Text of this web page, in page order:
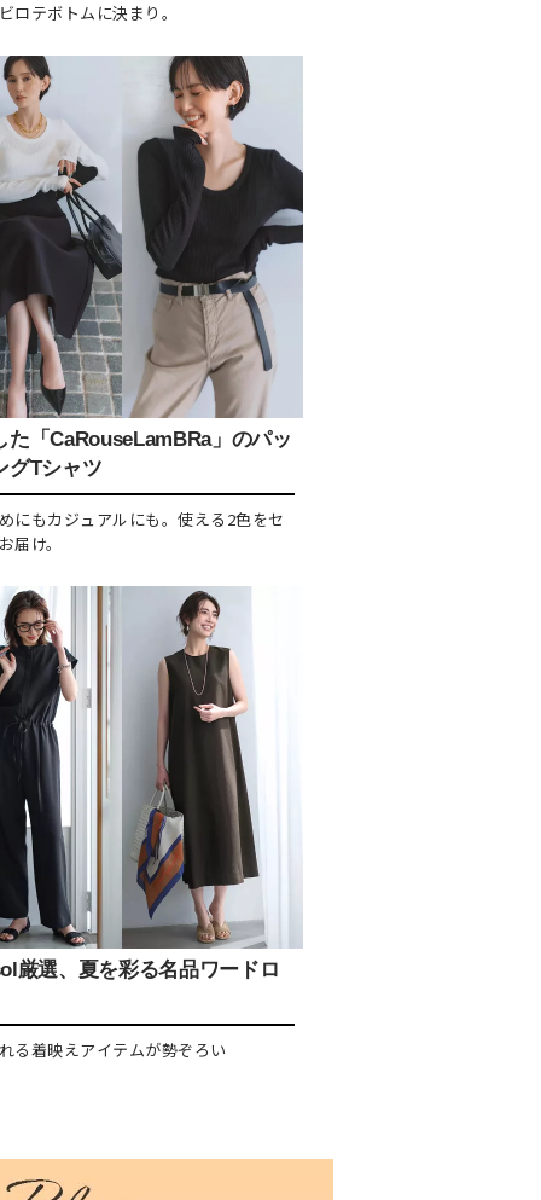
ロテボトムに決まり。
た「CaRouseLamBRa」のパッ
グTシャツ
にもカジュアルにも。使える2色をセ
届け。
厳選、夏を彩る名品ワードロ
る着映えアイテムが勢ぞろい